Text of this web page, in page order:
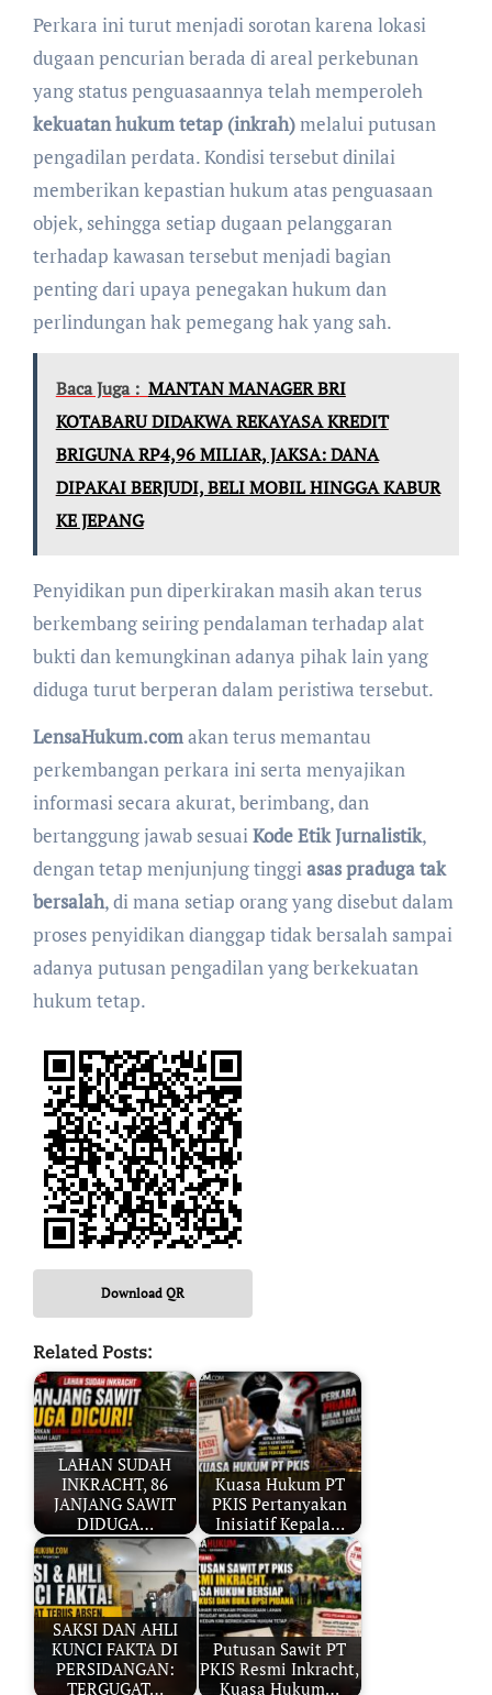
Perkara ini turut menjadi sorotan karena lokasi
dugaan pencurian berada di areal perkebunan
yang status penguasaannya telah memperoleh
kekuatan hukum tetap (inkrah)melalui putusan
pengadilan perdata. Kondisi tersebut dinilai
memberikan kepastian hukum atas penguasaan
objek, sehingga setiap dugaan pelanggaran
terhadap kawasan tersebut menjadi bagian
penting dari upaya penegakan hukum dan
perlindungan hak pemegang hak yang sah.
Baca Juga : MANTAN MANAGER BRI
KOTABARU DIDAKWA REKAYASA KREDIT
BRIGUNA RP4,96 MILIAR, JAKSA: DANA
DIPAKAI BERJUDI, BELI MOBIL HINGGA KABUR
KE JEPANG
Penyidikan pun diperkirakan masih akan terus
berkembang seiring pendalaman terhadap alat
bukti dan kemungkinan adanya pihak lain yang
diduga turut berperan dalam peristiwa tersebut.
LensaHukum.comakan terus memantau
perkembangan perkara ini serta menyajikan
informasi secara akurat, berimbang, dan
bertanggung jawab sesuaiKode Etik Jurnalistik,
dengan tetap menjunjung tinggiasas praduga tak
bersalah, di mana setiap orang yang disebut dalam
proses penyidikan dianggap tidak bersalah sampai
adanya putusan pengadilan yang berkekuatan
hukum tetap.
Download QR
Related Posts:
LAHAN SUDAH
INKRACHT, 86
JANJANG SAWIT
DIDUGA…
Kuasa Hukum PT
PKIS Pertanyakan
Inisiatif Kepala…
SAKSI DAN AHLI
KUNCI FAKTA DI
PERSIDANGAN:
TERGUGAT…
Putusan Sawit PT
PKIS Resmi Inkracht,
Kuasa Hukum…